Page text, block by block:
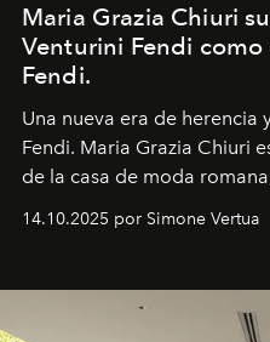
Maria Grazia Chiuri
Venturini Fendi
Fendi.
Una nueva era de herencia
Fendi. Maria Grazia Chiuri
de la casa de moda
14.10.2025 por Simone Vertua